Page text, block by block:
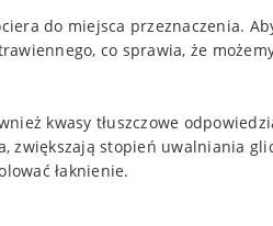
do miejsca przeznaczenia.
co sprawia, że
kwasy tłuszczowe
zwiększają stopień uwalniania
łaknienie.